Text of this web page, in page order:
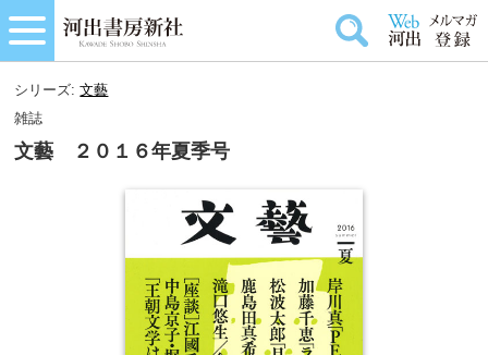
シリーズ:文藝
雑誌
文藝 ２０１６年夏季号